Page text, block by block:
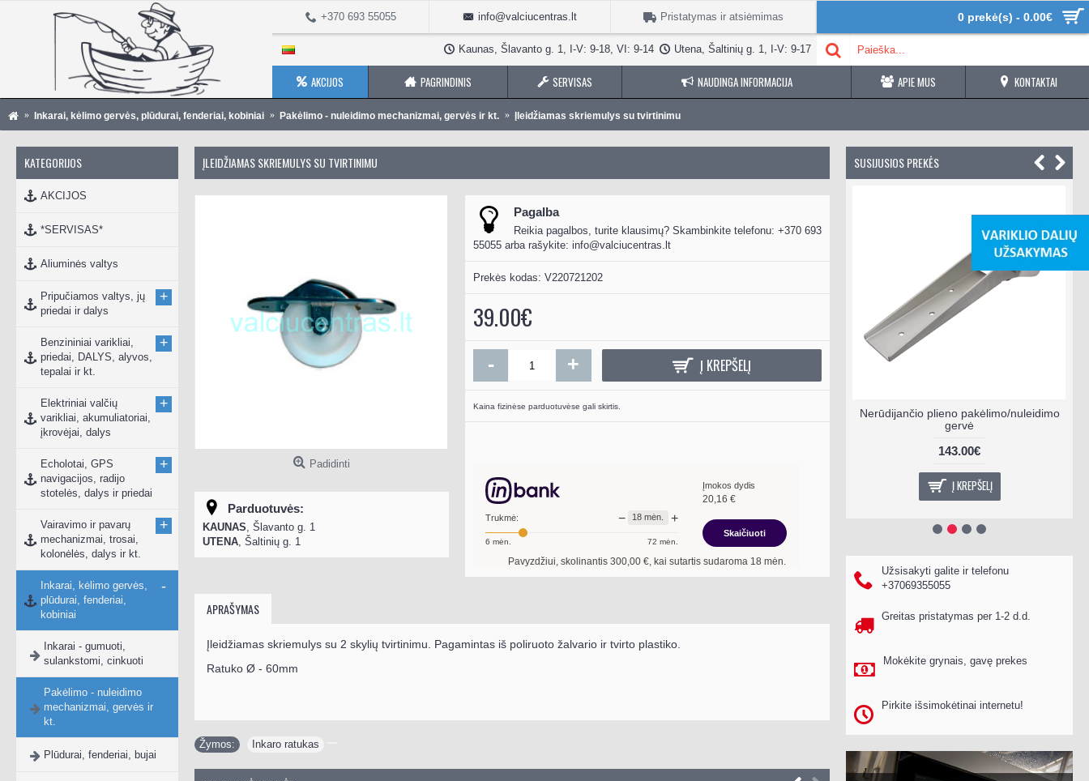
+370 693 55055 info@valciucentras.lt Pristatymas ir atsiėmimas 0 prekė(s) - 0.00€
Kaunas, Šlavanto g. 1, I-V: 9-18, VI: 9-14 Utena, Šaltinių g. 1, I-V: 9-17
AKCIJOS PAGRINDINIS SERVISAS NAUDINGA INFORMACIJA APIE MUS KONTAKTAI
Inkarai, kėlimo gervės, plūdurai, fenderiai, kobiniai Pakėlimo - nuleidimo mechanizmai, gervės ir kt. Įleidžiamas skriemulys su tvirtinimu
KATEGORIJOS
AKCIJOS
*SERVISAS*
Aliuminės valtys
Pripučiamos valtys, jų
priedai ir dalys
+
Benzininiai varikliai,
priedai, DALYS, alyvos,
tepalai ir kt.
+
Elektriniai valčių
varikliai, akumuliatoriai,
įkrovėjai, dalys
+
Echolotai, GPS
navigacijos, radijo
stotelės, dalys ir priedai
+
Vairavimo ir pavarų
mechanizmai, trosai,
kolonėlės, dalys ir kt.
+
Inkarai, kėlimo gervės,
plūdurai, fenderiai,
kobiniai
-
Inkarai - gumuoti,
sulankstomi, cinkuoti
Pakėlimo - nuleidimo
mechanizmai, gervės ir
kt.
Plūdurai, fenderiai, bujai
SUSIJUSIOS PREKĖS
Nerūdijančio plieno pakėlimo/nuleidimo
Į KREPŠELĮ
Nerūdijančio plieno pakėlimo/nuleidimo
gervė
143.00€
Į KREPŠELĮ
Užsisakyti galite ir telefonu
+37069355055
Greitas pristatymas per 1-2 d.d.
Mokėkite grynais, gavę prekes
Pirkite išsimokėtinai internetu!
ĮLEIDŽIAMAS SKRIEMULYS SU TVIRTINIMU
Padidinti
Parduotuvės:
KAUNAS, Šlavanto g. 1
UTENA, Šaltinių g. 1
Pagalba
Reikia pagalbos, turite klausimų? Skambinkite telefonu: +370 693
55055 arba rašykite: info@valciucentras.lt
Prekės kodas: V220721202
39.00€
- + Į KREPŠELĮ
Kaina fizinėse parduotuvėse gali skirtis.
Trukmė: − 18 mėn. +
6 mėn. 72 mėn.
Įmokos dydis
20,16 €
Skaičiuoti
Pavyzdžiui, skolinantis300,00€, kai sutartis sudaroma18mėn. terminui, metinė palūkanų norma –
APRAŠYMAS
Įleidžiamas skriemulys su 2 skylių tvirtinimu . Pagamintas iš poliruoto žalvario ir tvirto plastiko.
Ratuko Ø - 60mm
Žymos: Inkaro ratukas